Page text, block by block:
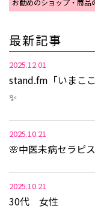
お勧めのショップ・商品
最新記事
2025.12.01
stand.fm「いまこ
✨
2025.10.21
🌸中医未病セラピ
2025.10.21
30代 女性